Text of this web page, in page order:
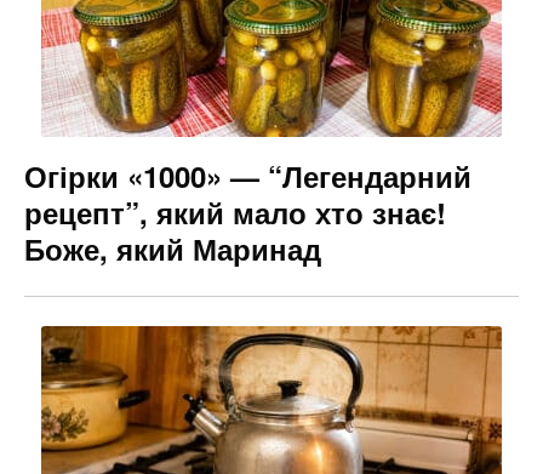
o
k
g
er
Огірки «1000» — “Легендарний
рецепт”, який мало хто знає!
Боже, який Маринад